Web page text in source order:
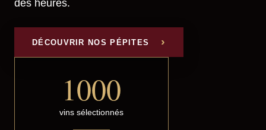
des heures.
DÉCOUVRIR NOS PÉPITES
1000
vins sélectionnés